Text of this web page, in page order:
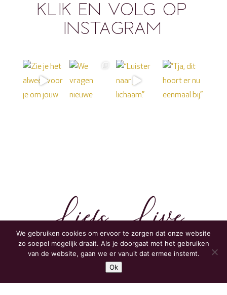
KLIK EN VOLG OP
INSTAGRAM
Liefs,Live
Mamapilates
We gebruiken cookies om ervoor te zorgen dat onze website
zo soepel mogelijk draait. Als je doorgaat met het gebruiken
van de website, gaan we er vanuit dat ermee instemt.
Ok